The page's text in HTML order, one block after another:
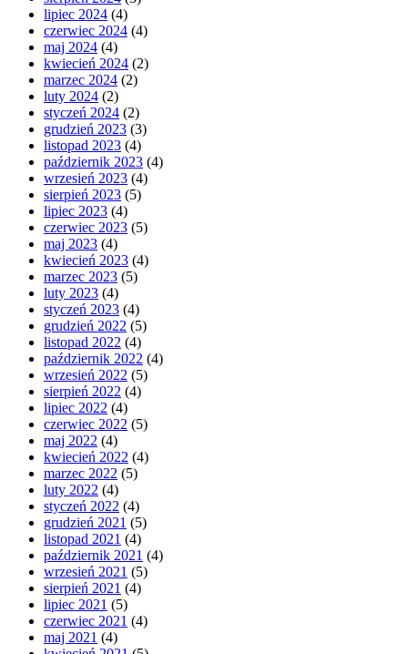
lipiec 2024 (4)
czerwiec 2024 (4)
maj 2024 (4)
kwiecień 2024 (2)
marzec 2024 (2)
luty 2024 (2)
styczeń 2024 (2)
grudzień 2023 (3)
listopad 2023 (4)
październik 2023 (4)
wrzesień 2023 (4)
sierpień 2023 (5)
lipiec 2023 (4)
czerwiec 2023 (5)
maj 2023 (4)
kwiecień 2023 (4)
marzec 2023 (5)
luty 2023 (4)
styczeń 2023 (4)
grudzień 2022 (5)
listopad 2022 (4)
październik 2022 (4)
wrzesień 2022 (5)
sierpień 2022 (4)
lipiec 2022 (4)
czerwiec 2022 (5)
maj 2022 (4)
kwiecień 2022 (4)
marzec 2022 (5)
luty 2022 (4)
styczeń 2022 (4)
grudzień 2021 (5)
listopad 2021 (4)
październik 2021 (4)
wrzesień 2021 (5)
sierpień 2021 (4)
lipiec 2021 (5)
czerwiec 2021 (4)
maj 2021 (4)